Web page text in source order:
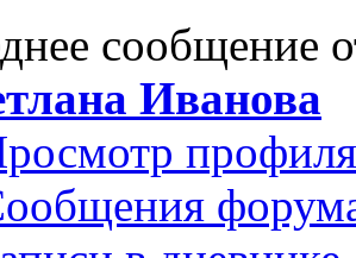
сообщение
Иванова
профиля